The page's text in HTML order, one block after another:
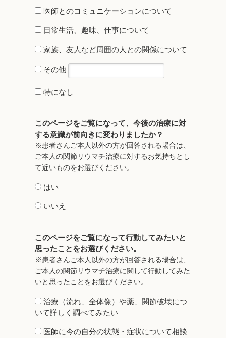
医師とのコミュニケーションについて
日常生活、趣味、仕事について
家族、友人など周囲の人との関係について
その他
特になし
このページをご覧になって、今後の治療に対
する意識が前向きに変わりましたか？
※患者さんご本人以外の方が回答される場合は、
ご本人の関節リウマチ治療に対するお気持ちとし
て近いものをお選びください。
はい
いいえ
このページをご覧になって行動してみたいと
思ったことをお選びください。
※患者さんご本人以外の方が回答される場合は、
ご本人の関節リウマチ治療に関して行動してみた
いと思ったことをお選びください。
治療（流れ、全体像）や薬、関節破壊につ
いて詳しく調べてみたい
医師に今の自分の状態・症状について相談